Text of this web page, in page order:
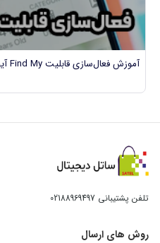
آموزش فعال‌سازی قابلیت Find My آیفون؛ مکان‌یابی هدفون با iOS
تلفن پشتیبانی 02188969497
روش های ارسال